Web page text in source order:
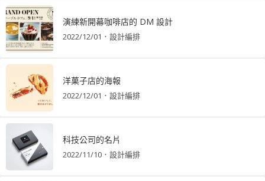
演練新開幕咖啡店的 DM 設計
2022/12/01 ． 設計編排
洋菓子店的海報
2022/12/01 ． 設計編排
科技公司的名片
2022/11/10 ． 設計編排